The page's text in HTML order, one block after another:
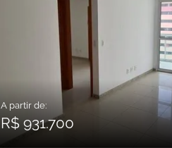
A partir de:
R$ 931.700